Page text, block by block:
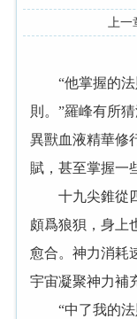
上一
“他掌握的法
則。”羅峰有所
異獸血液精華修
賦，甚至掌握一
十九尖錐從四
頗爲狼狽，身上
愈合。神力消耗
宇宙凝聚神力補
“中了我的法